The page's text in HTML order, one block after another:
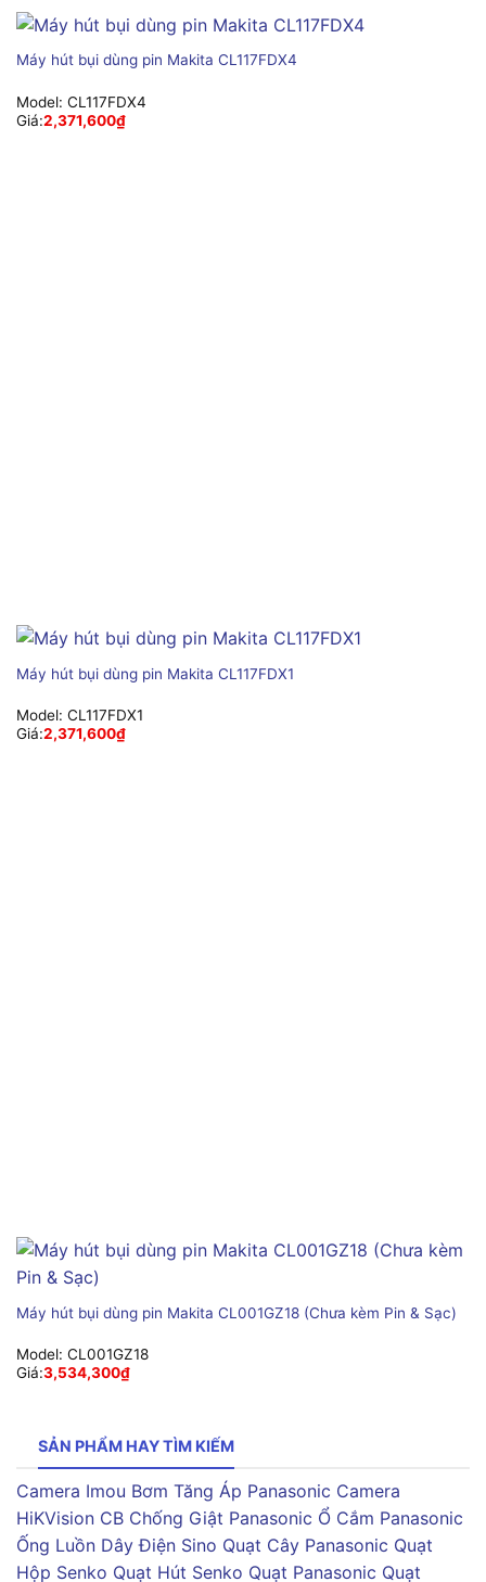
Máy hút bụi dùng pin Makita CL117FDX4
Model: CL117FDX4
Giá:2,371,600₫
Máy hút bụi dùng pin Makita CL117FDX1
Model: CL117FDX1
Giá:2,371,600₫
Máy hút bụi dùng pin Makita CL001GZ18 (Chưa kèm Pin & Sạc)
Model: CL001GZ18
Giá:3,534,300₫
SẢN PHẨM HAY TÌM KIẾM
Camera Imou Bơm Tăng Áp Panasonic Camera
HiKVision CB Chống Giật Panasonic Ổ Cắm Panasonic
Ống Luồn Dây Điện Sino Quạt Cây Panasonic Quạt
Hộp Senko Quạt Hút Senko Quạt Panasonic Quạt